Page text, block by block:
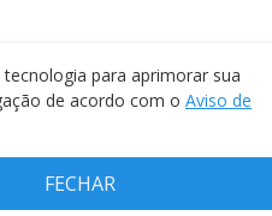
para aprimorar sua
de acordo com o Aviso de
FECHAR